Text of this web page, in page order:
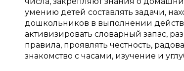
умению детей составлять задачи,
дошкольников в выполнении
активизировать словарный запас,
правила, проявлять честность,
знакомство с часами, изучение и